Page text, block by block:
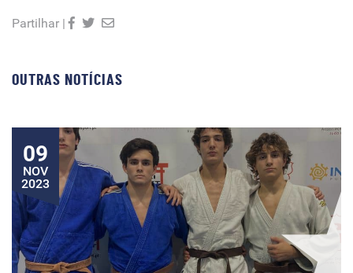
Partilhar |
OUTRAS NOTÍCIAS
09
NOV
2023